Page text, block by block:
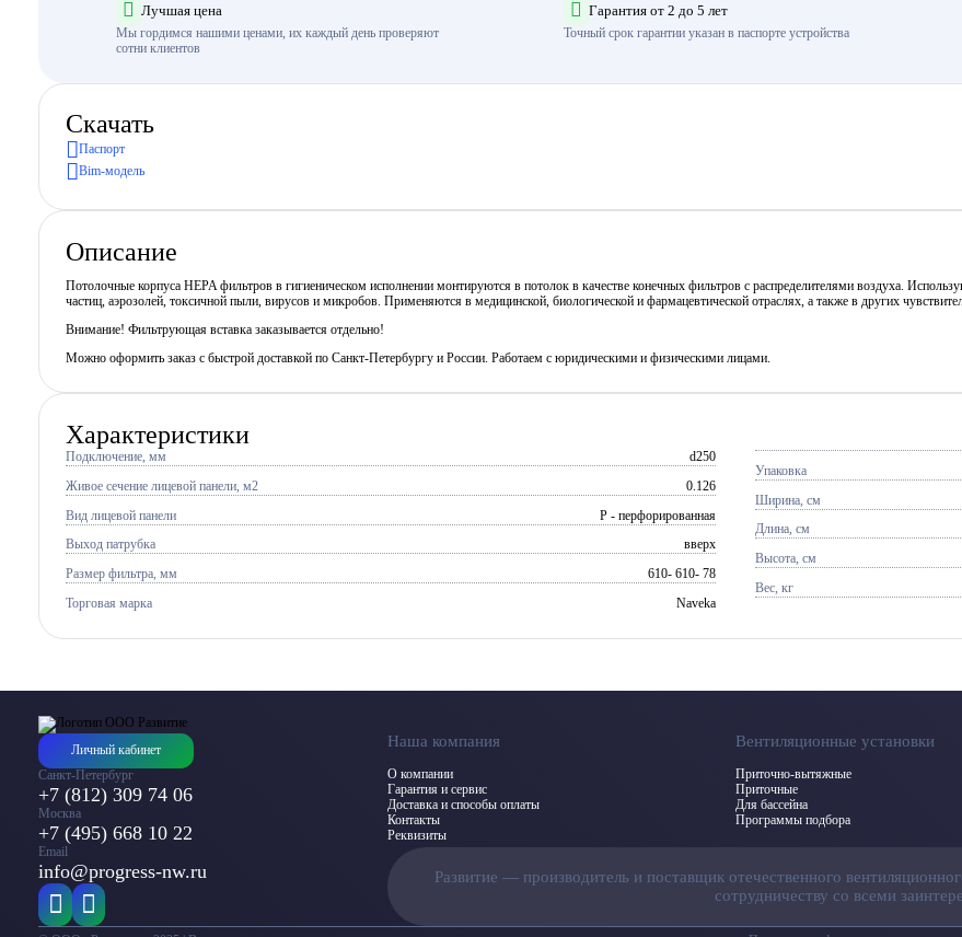
Лучшая цена
Мы гордимся нашими ценами, их каждый день проверяют
сотни клиентов
Гарантия от 2 до 5 лет
Точный срок гарантии указан в паспорте устройства
Скачать
Паспорт
Bim-модель
Описание
Потолочные корпуса HEPA фильтров в гигиеническом исполнении монтируются в потолок в качестве конечных фильтров с распределителями воздуха.
частиц, аэрозолей, токсичной пыли, вирусов и микробов. Применяются в медицинской, биологической и фармацевтической отраслях, а также в других
Внимание! Фильтрующая вставка заказывается отдельно!
Можно оформить заказ с быстрой доставкой по Санкт-Петербургу и России. Работаем с юридическими и физическими лицами.
Характеристики
Подключение, мм d250
Живое сечение лицевой панели, м2 0.126
Вид лицевой панели P - перфорированная
Выход патрубка вверх
Размер фильтра, мм 610- 610- 78
Торговая марка Naveka
Упаковка
Ширина, см
Длина, см
Высота, см
Вес, кг
Личный кабинет
Санкт-Петербург
+7 (812) 309 74 06
Москва
+7 (495) 668 10 22
Email
info@progress-nw.ru
Наша компания
О компании
Гарантия и сервис
Доставка и способы оплаты
Контакты
Реквизиты
Вентиляционные установки
Приточно-вытяжные
Приточные
Для бассейна
Программы подбора
Развитие — производитель и поставщик отечественного
сотрудничеству со всеми